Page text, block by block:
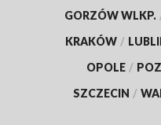
GORZÓW WLKP.
KRAKÓW /
OPOLE /
SZCZECIN /